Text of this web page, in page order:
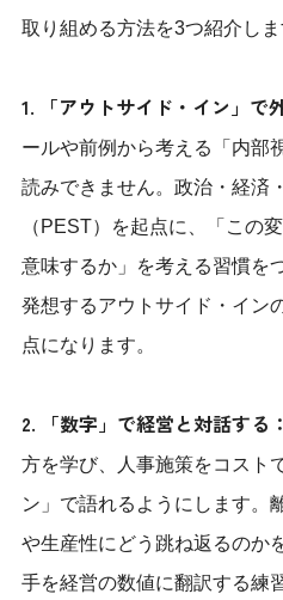
取り組める方法を3つ紹介しま
1. 「アウトサイド・イン」で
ールや前例から考える「内部
読みできません。政治・経済
（PEST）を起点に、「この
意味するか」を考える習慣を
発想するアウトサイド・イン
点になります。
2. 「数字」で経営と対話する：
方を学び、人事施策をコスト
ン」で語れるようにします。
や生産性にどう跳ね返るのか
手を経営の数値に翻訳する練